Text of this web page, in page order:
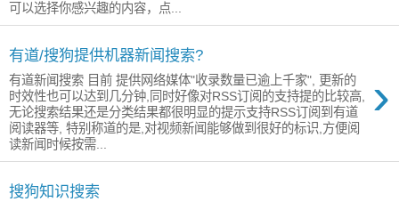
可以选择你感兴趣的内容，点...
有道/搜狗提供机器新闻搜索?
›
有道新闻搜索 目前 提供网络媒体"收录数量已逾上千家", 更新的
时效性也可以达到几分钟,同时好像对RSS订阅的支持提的比较高,
无论搜索结果还是分类结果都很明显的提示支持RSS订阅到有道
阅读器等, 特别称道的是,对视频新闻能够做到很好的标识,方便阅
读新闻时候按需...
搜狗知识搜索